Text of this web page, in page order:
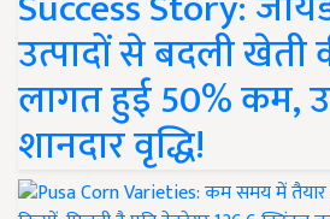
उत्पादों से बदली खेती
लागत हुई 50% कम,
शानदार वृद्धि!